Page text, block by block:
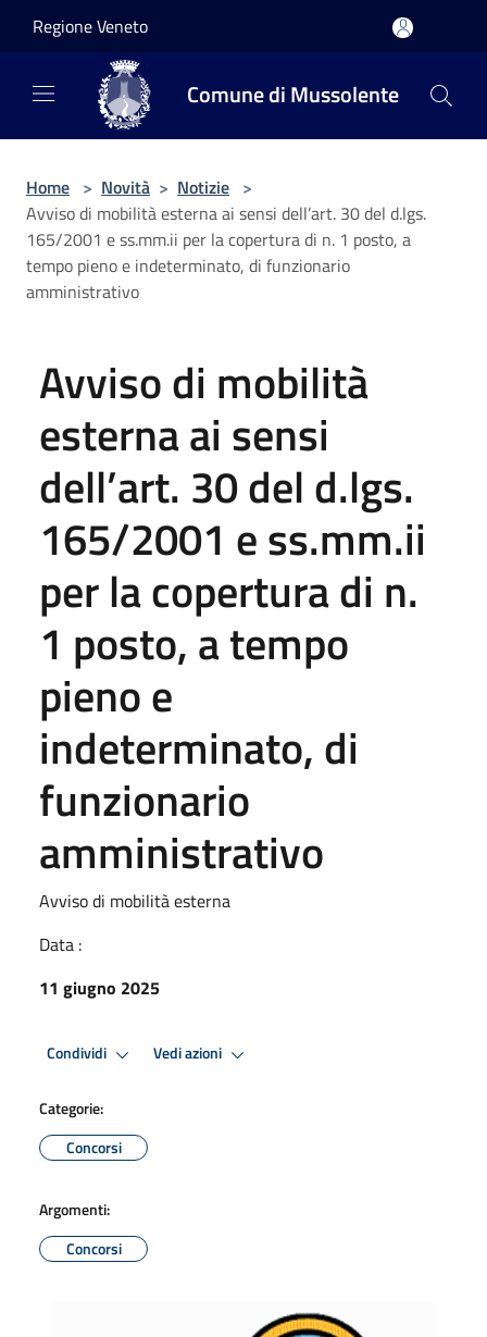
Regione Veneto
Comune di Mussolente
Home > Novità > Notizie >
Avviso di mobilità esterna ai sensi dell’art. 30 del d.lgs.
165/2001 e ss.mm.ii per la copertura di n. 1 posto, a
tempo pieno e indeterminato, di funzionario
amministrativo
Avviso di mobilità
esterna ai sensi
dell’art. 30 del d.lgs.
165/2001 e ss.mm.ii
per la copertura di n.
1 posto, a tempo
pieno e
indeterminato, di
funzionario
amministrativo
Avviso di mobilità esterna
Data :
11 giugno 2025
Condividi Vedi azioni
Categorie:
Concorsi
Argomenti:
Concorsi